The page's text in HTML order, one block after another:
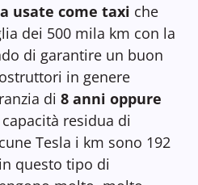
usate come taxi che
dei 500 mila km con la
di garantire un buon
in genere
di 8 anni oppure
residua di
Tesla i km sono 192
questo tipo di